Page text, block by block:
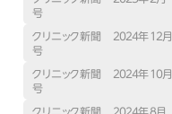
号
クリニック新聞 ２０２４年１２月
号
クリニック新聞 ２０２４年１０月
号
クリニック新聞 ２０２４年８月